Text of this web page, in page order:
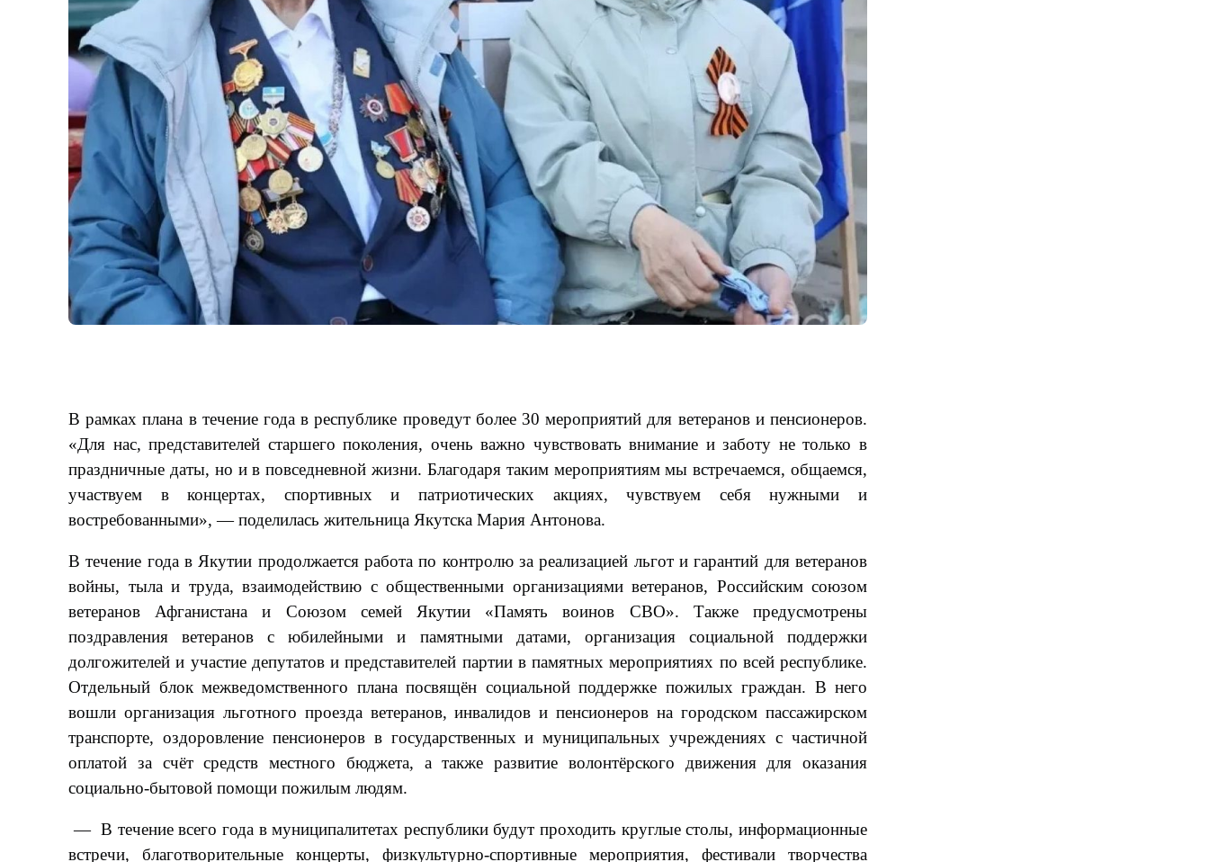
В рамках плана в течение года в республике проведут более 30 мероприятий для ветеранов и пенсионеров.
«Для нас, представителей старшего поколения, очень важно чувствовать внимание и заботу не только в
праздничные даты, но и в повседневной жизни. Благодаря таким мероприятиям мы встречаемся, общаемся,
участвуем в концертах, спортивных и патриотических акциях, чувствуем себя нужными и
востребованными», — поделилась жительница Якутска Мария Антонова.
В течение года в Якутии продолжается работа по контролю за реализацией льгот и гарантий для ветеранов
войны, тыла и труда, взаимодействию с общественными организациями ветеранов, Российским союзом
ветеранов Афганистана и Союзом семей Якутии «Память воинов СВО». Также предусмотрены
поздравления ветеранов с юбилейными и памятными датами, организация социальной поддержки
долгожителей и участие депутатов и представителей партии в памятных мероприятиях по всей республике.
Отдельный блок межведомственного плана посвящён социальной поддержке пожилых граждан. В него
вошли организация льготного проезда ветеранов, инвалидов и пенсионеров на городском пассажирском
транспорте, оздоровление пенсионеров в государственных и муниципальных учреждениях с частичной
оплатой за счёт средств местного бюджета, а также развитие волонтёрского движения для оказания
социально-бытовой помощи пожилым людям.
— В течение всего года в муниципалитетах республики будут проходить круглые столы, информационные
встречи, благотворительные концерты, физкультурно-спортивные мероприятия, фестивали творчества